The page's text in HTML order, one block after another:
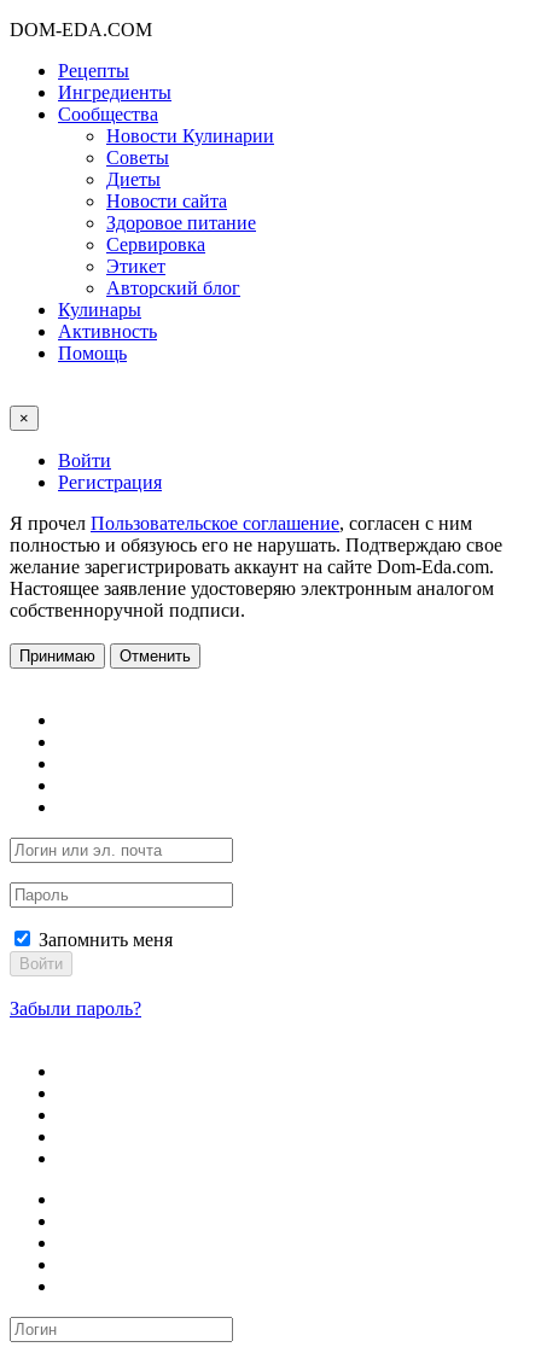
DOM-EDA.COM
Рецепты
Ингредиенты
Сообщества
Новости Кулинарии
Советы
Диеты
Новости сайта
Здоровое питание
Сервировка
Этикет
Авторский блог
Кулинары
Активность
Помощь
×
Войти
Регистрация
Я прочел Пользовательское соглашение, согласен с ним
полностью и обязуюсь его не нарушать. Подтверждаю свое
желание зарегистрировать аккаунт на сайте Dom-Eda.com.
Настоящее заявление удостоверяю электронным аналогом
собственноручной подписи.
Принимаю Отменить
Запомнить меня
Войти
Забыли пароль?